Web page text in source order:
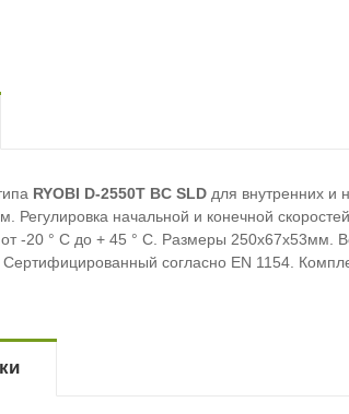
RYOBI D-2550T BC SLD для внутренних и
Регулировка начальной и конечной
-20 ° С до + 45 ° С. Размеры 250х67х53мм.
согласно EN 1154.